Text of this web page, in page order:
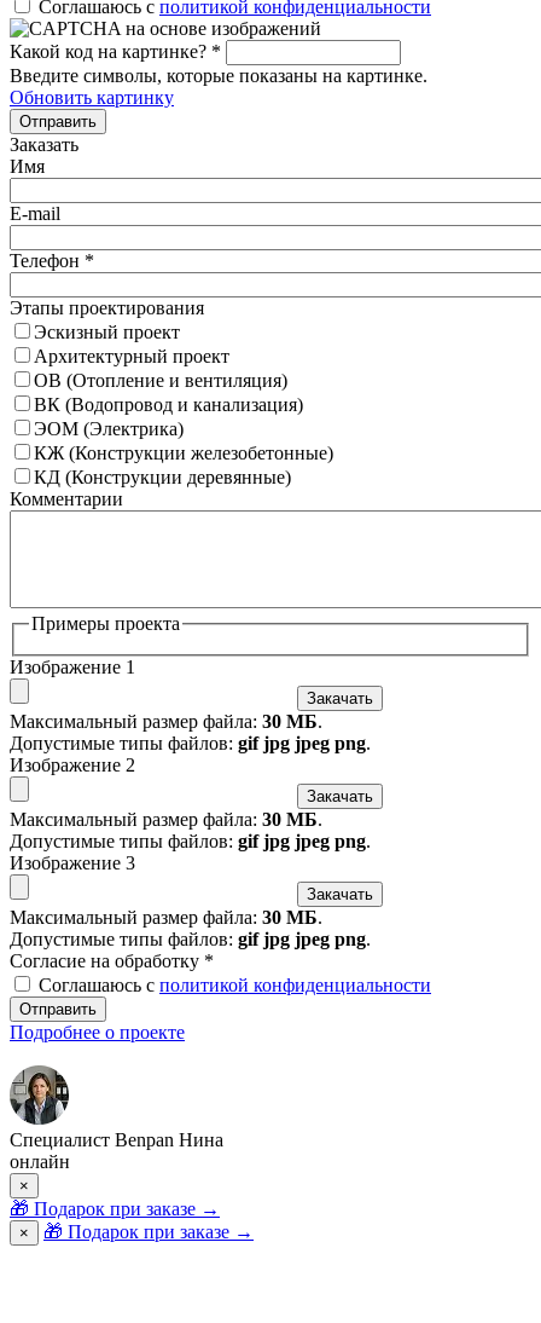
Соглашаюсь с политикой конфиденциальности
Какой код на картинке? *
Введите символы, которые показаны на картинке.
Обновить картинку
Отправить
Заказать
Имя
E-mail
Телефон *
Этапы проектирования
Эскизный проект
Архитектурный проект
ОВ (Отопление и вентиляция)
ВК (Водопровод и канализация)
ЭОМ (Электрика)
КЖ (Конструкции железобетонные)
КД (Конструкции деревянные)
Комментарии
Примеры проекта
Изображение 1
Закачать
Максимальный размер файла: 30 МБ.
Допустимые типы файлов: gif jpg jpeg png.
Изображение 2
Закачать
Максимальный размер файла: 30 МБ.
Допустимые типы файлов: gif jpg jpeg png.
Изображение 3
Закачать
Максимальный размер файла: 30 МБ.
Допустимые типы файлов: gif jpg jpeg png.
Согласие на обработку *
Соглашаюсь с политикой конфиденциальности
Отправить
Подробнее о проекте
Специалист Benpan Нина
онлайн
×
🎁 Подарок при заказе →
× 🎁 Подарок при заказе →